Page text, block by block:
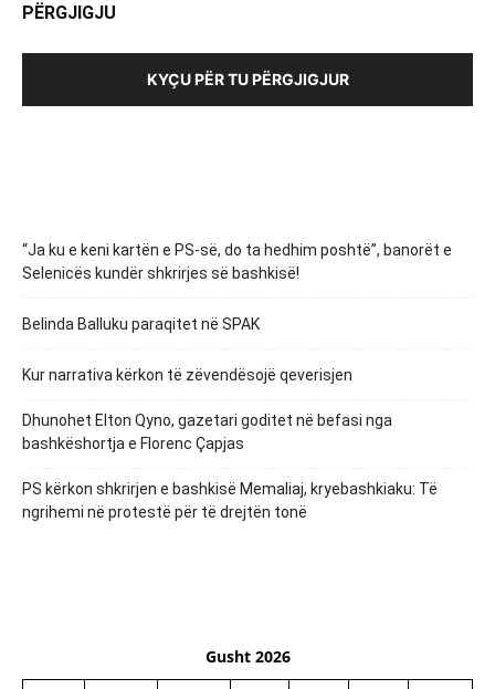
PËRGJIGJU
KYÇU PËR TU PËRGJIGJUR
“Ja ku e keni kartën e PS-së, do ta hedhim poshtë”, banorët e
Selenicës kundër shkrirjes së bashkisë!
Belinda Balluku paraqitet në SPAK
Kur narrativa kërkon të zëvendësojë qeverisjen
Dhunohet Elton Qyno, gazetari goditet në befasi nga
bashkëshortja e Florenc Çapjas
PS kërkon shkrirjen e bashkisë Memaliaj, kryebashkiaku: Të
ngrihemi në protestë për të drejtën tonë
Gusht 2026